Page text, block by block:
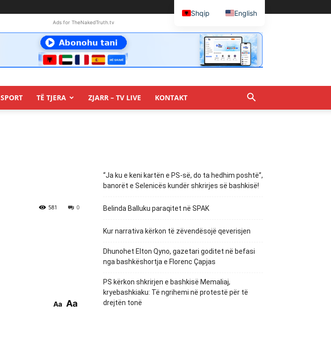
Ads for TheNakedTruth.tv
SPORT TË TJERA ZJARR – TV LIVE KONTAKT
0
581
Aa Aa
“Ja ku e keni kartën e PS-së, do ta hedhim poshtë”,
banorët e Selenicës kundër shkrirjes së bashkisë!
Belinda Balluku paraqitet në SPAK
Kur narrativa kërkon të zëvendësojë qeverisjen
Dhunohet Elton Qyno, gazetari goditet në befasi
nga bashkëshortja e Florenc Çapjas
PS kërkon shkrirjen e bashkisë Memaliaj,
kryebashkiaku: Të ngrihemi në protestë për të
drejtën tonë
Shqip English